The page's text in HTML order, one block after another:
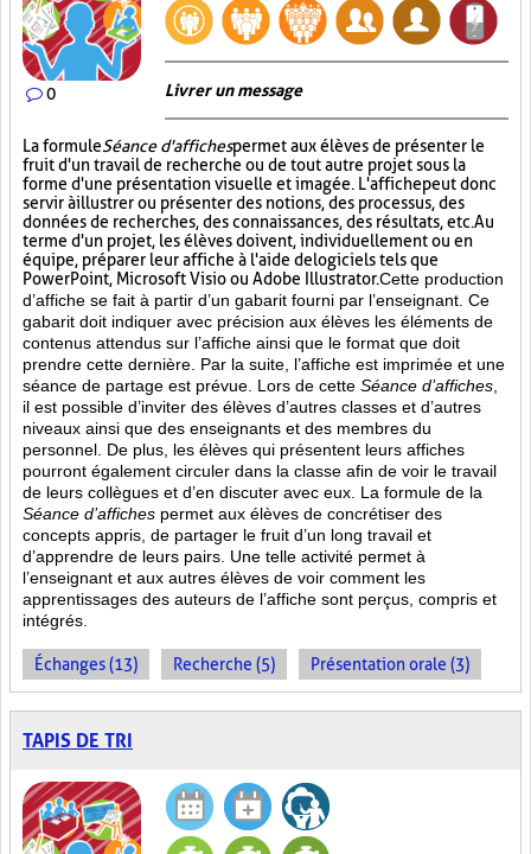
0 Livrer un message
La formuleSéance d'affichespermet aux élèves de présenter le
fruit d'un travail de recherche ou de tout autre projet sous la
forme d'une présentation visuelle et imagée. L'affichepeut donc
servir à illustrer ou présenter des notions, des processus, des
données de recherches, des connaissances, des résultats, etc. Au
terme d'un projet, les élèves doivent, individuellement ou en
équipe, préparer leur affiche à l'aide de logiciels tels que
PowerPoint, Microsoft Visio ou Adobe Illustrator.Cette production
d’affiche se fait à partir d’un gabarit fourni par l’enseignant. Ce
gabarit doit indiquer avec précision aux élèves les éléments de
contenus attendus sur l’affiche ainsi que le format que doit
prendre cette dernière. Par la suite, l’affiche est imprimée et une
séance de partage est prévue. Lors de cette Séance d’affiches
il est possible d’inviter des élèves d’autres classes et d’autres
niveaux ainsi que des enseignants et des membres du
personnel. De plus, les élèves qui présentent leurs affiches
pourront également circuler dans la classe afin de voir le travail
de leurs collègues et d’en discuter avec eux. La formule de la
Séance d’affiches permet aux élèves de concrétiser des
concepts appris, de partager le fruit d’un long travail et
d’apprendre de leurs pairs. Une telle activité permet à
l’enseignant et aux autres élèves de voir comment les
apprentissages des auteurs de l’affiche sont perçus, compris et
intégrés.
Échanges (13) Recherche (5) Présentation orale (3)
TAPIS DE TRI